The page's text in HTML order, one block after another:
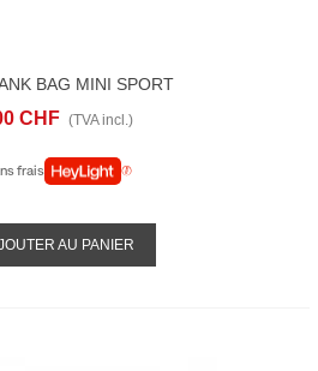
BAG MINI SPORT
CHF (TVA incl.)
frais
AU PANIER